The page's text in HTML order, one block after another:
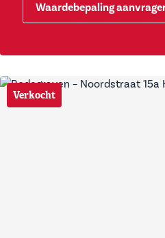
Waardebepaling
Verkocht